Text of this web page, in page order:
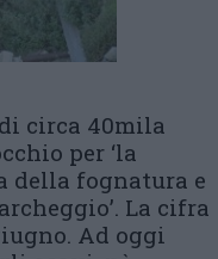
circa 40mila
per ‘la
della fognatura e
La cifra
Ad oggi